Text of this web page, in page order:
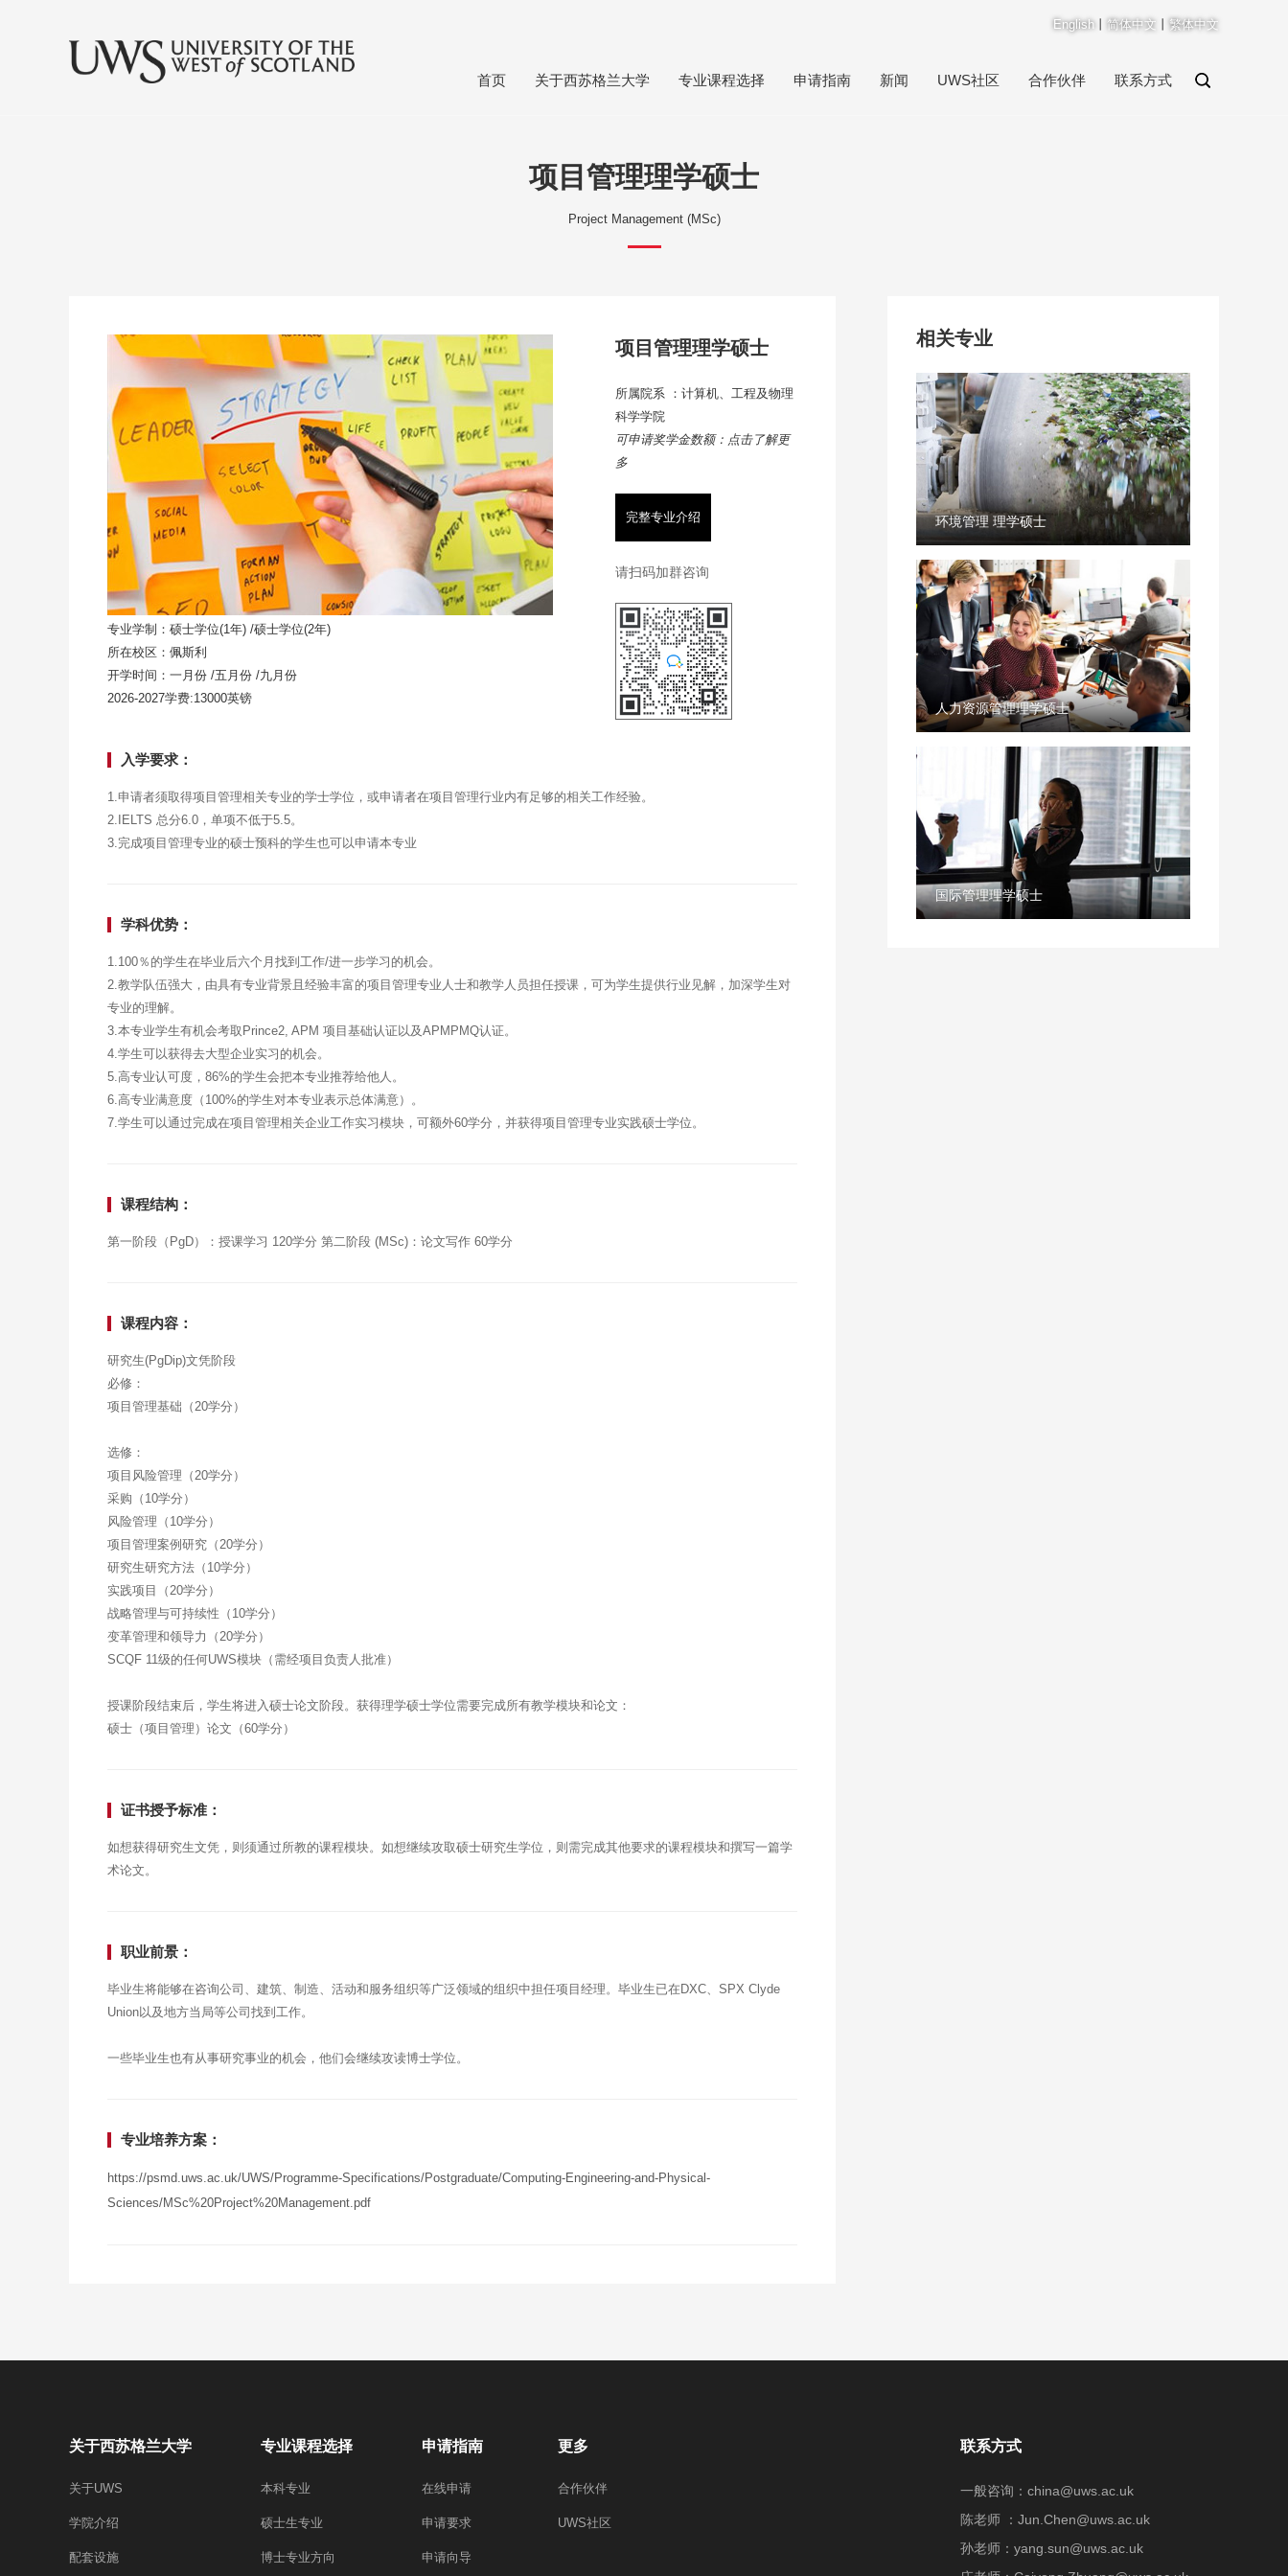
English 简体中文 繁体中文
首页 关于西苏格兰大学 专业课程选择 申请指南 新闻 UWS社区 合作伙伴 联系方式
项目管理理学硕士
Project Management (MSc)
专业学制：硕士学位(1年) /硕士学位(2年)
所在校区：佩斯利
开学时间：一月份 /五月份 /九月份
2026-2027学费:13000英镑
项目管理理学硕士
所属院系 ：计算机、工程及物理
科学学院
可申请奖学金数额：点击了解更
多
完整专业介绍
请扫码加群咨询
入学要求：
1.申请者须取得项目管理相关专业的学士学位，或申请者在项目管理行业内有足够的相关工作经验。
2.IELTS 总分6.0，单项不低于5.5。
3.完成项目管理专业的硕士预科的学生也可以申请本专业
学科优势：
1.100％的学生在毕业后六个月找到工作/进一步学习的机会。
2.教学队伍强大，由具有专业背景且经验丰富的项目管理专业人士和教学人员担任授课，可为学生提供行业见解，加深学生对
专业的理解。
3.本专业学生有机会考取Prince2, APM 项目基础认证以及APMPMQ认证。
4.学生可以获得去大型企业实习的机会。
5.高专业认可度，86%的学生会把本专业推荐给他人。
6.高专业满意度（100%的学生对本专业表示总体满意）。
7.学生可以通过完成在项目管理相关企业工作实习模块，可额外60学分，并获得项目管理专业实践硕士学位。
课程结构：
第一阶段（PgD）：授课学习 120学分 第二阶段 (MSc)：论文写作 60学分
课程内容：
研究生(PgDip)文凭阶段
必修：
项目管理基础（20学分）
选修：
项目风险管理（20学分）
采购（10学分）
风险管理（10学分）
项目管理案例研究（20学分）
研究生研究方法（10学分）
实践项目（20学分）
战略管理与可持续性（10学分）
变革管理和领导力（20学分）
SCQF 11级的任何UWS模块（需经项目负责人批准）
授课阶段结束后，学生将进入硕士论文阶段。获得理学硕士学位需要完成所有教学模块和论文：
硕士（项目管理）论文（60学分）
证书授予标准：
如想获得研究生文凭，则须通过所教的课程模块。如想继续攻取硕士研究生学位，则需完成其他要求的课程模块和撰写一篇学
术论文。
职业前景：
毕业生将能够在咨询公司、建筑、制造、活动和服务组织等广泛领域的组织中担任项目经理。毕业生已在DXC、SPX Clyde
Union以及地方当局等公司找到工作。
一些毕业生也有从事研究事业的机会，他们会继续攻读博士学位。
专业培养方案：
https://psmd.uws.ac.uk/UWS/Programme-Specifications/Postgraduate/Computing-Engineering-and-Physical-
Sciences/MSc%20Project%20Management.pdf
相关专业
环境管理 理学硕士
人力资源管理理学硕士
国际管理理学硕士
关于西苏格兰大学
关于UWS
学院介绍
配套设施
专业课程选择
本科专业
硕士生专业
博士专业方向
申请指南
在线申请
申请要求
申请向导
更多
合作伙伴
UWS社区
联系方式
一般咨询：china@uws.ac.uk
陈老师 ：Jun.Chen@uws.ac.uk
孙老师：yang.sun@uws.ac.uk